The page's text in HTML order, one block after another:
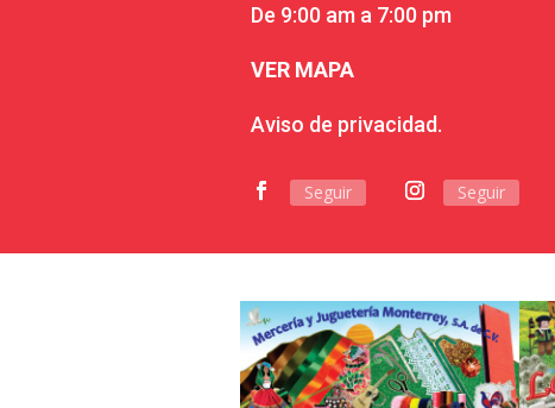
De 9:00 am a 7:00 pm
VER MAPA
Aviso de privacidad.
Seguir Seguir